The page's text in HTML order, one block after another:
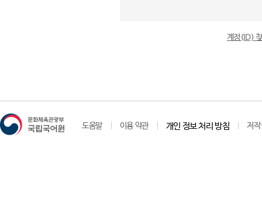
계정(ID)
도움말 이용 약관 개인 정보 처리 방침 저